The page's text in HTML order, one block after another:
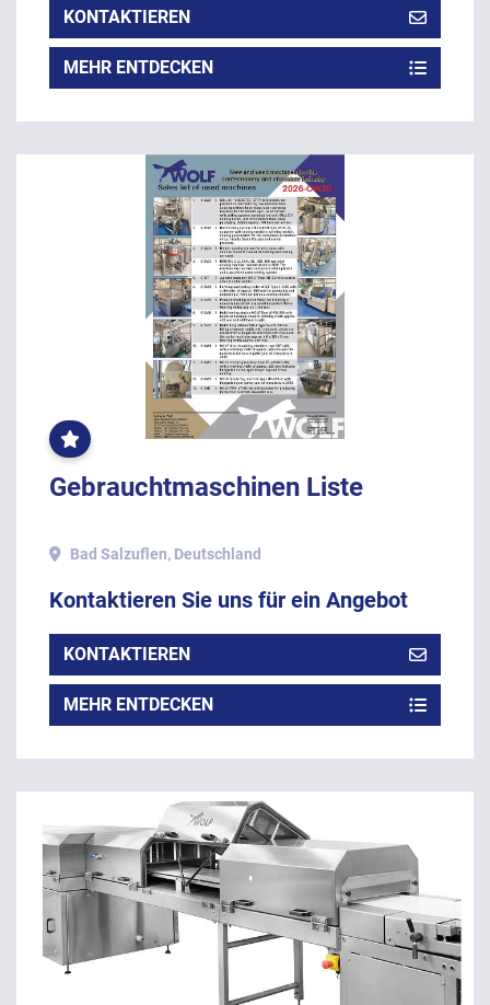
KONTAKTIEREN
MEHR ENTDECKEN
OFT
GEKLICKT
Gebrauchtmaschinen Liste
Bad Salzuflen, Deutschland
Kontaktieren Sie uns für ein Angebot
KONTAKTIEREN
MEHR ENTDECKEN